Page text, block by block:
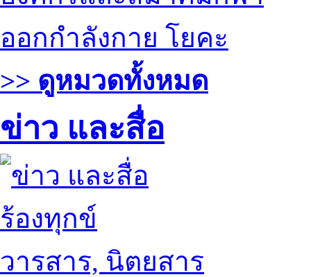
ออกกำลังกาย โยคะ
>> ดูหมวดทั้งหมด
ข่าว และสื่อ
ร้องทุกข์
วารสาร, นิตยสาร